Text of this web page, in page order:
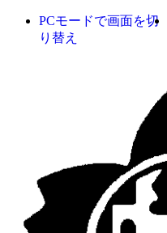
PCモードで画面を切
り替え